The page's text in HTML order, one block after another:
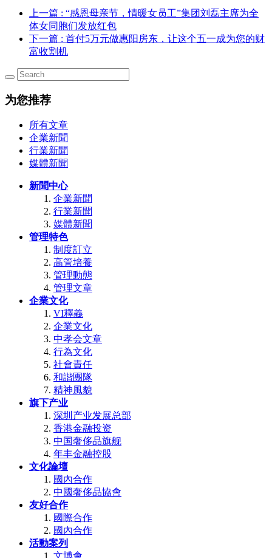
上一篇 : “感恩母亲节，情暖女员工”集团刘磊主席为全
体女同胞们发放红包
下一篇 : 首付5万元做惠阳房东，让这个五一成为您的财
富收割机
为您推荐
所有文章
企業新聞
行業新聞
媒體新聞
新聞中心
企業新聞
行業新聞
媒體新聞
管理特色
制度訂立
高管培養
管理動態
管理文章
企業文化
VI釋義
企業文化
中孝会文章
行為文化
社會責任
和諧團隊
精神風貌
旗下产业
深圳产业发展总部
香港金融投资
中国奢侈品旗舰
年丰金融控股
文化論壇
國內合作
中國奢侈品協會
友好合作
國際合作
國內合作
活動案列